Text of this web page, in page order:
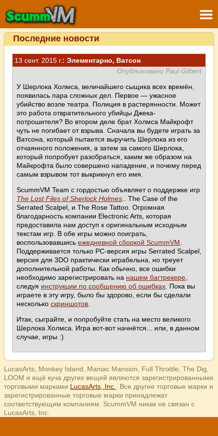
Последние новости
13 сент. 2015 г.: Элементарно, Ватсон
Опубликовано Paul Gilbert
У Шерлока Холмса, величайшего сыщика всех времён,
появилась пара сложных дел. Первое — ужасное
убийство возле театра. Полиция в растерянности. Может
это работа отвратительного убийцы Джека-
потрошителя? Во втором деле брат Холмса Майкрофт
чуть не погибает от взрыва. Сначала вы будете играть за
Ватсона, который пытается выручить Шерлока из его
отчаянного положения, а затем за самого Шерлока,
который попробует разобраться, каким же образом на
Майкрофта было совершено нападение, и почему перед
самым взрывом тот выкрикнул его имя.
ScummVM Team с гордостью объявляет о поддержке игр
The Lost Files of Sherlock Holmes .. The Case of the
Serrated Scalpel, и The Rose Tattoo. Огромная
благодарность компании Electronic Arts, которая
предоставила нам доступ к оригинальным исходным
текстам игр. В обе игры можно поиграть,
воспользовавшись ежедневной сборкой ScummVM
Поддерживается только PC-версия игры Serrated Scalpel,
версия для 3DO практически играбельна, но треует
дополнительной работы. Как обычно, все ошибки
необходимо зарегистрировать на нашем багтрекере
следуя инструкции по сообщению об ошибках . Пока вы
играете в эту игру, было бы здорово, если бы сделали
несколько скриншотов
Итак, сыграйте, и попробуйте стать на место великого
Шерлока Холмса. Игра вот-вот начнётся... или, в данном
случае, игры :)
LucasArts, Monkey Island, Maniac Mansion, Full Throttle, The Dig,
LOOM и ещё куча других вещей являются зарегистрированными
торговыми марками LucasArts, Inc.
. Все другие торговые марки и
зарегистрированные торговые марки принадлежат
соответствующим компаниям. ScummVM никак не связан с
LucasArts, Inc.